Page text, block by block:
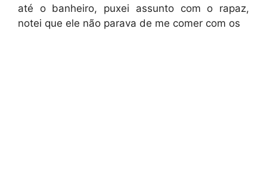
até o banheiro, puxei assunto com o rapaz,
notei que ele não parava de me comer com os